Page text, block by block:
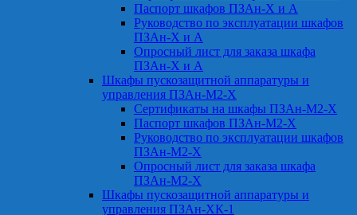
Паспорт шкафов ПЗАн-Х и А
Руководство по эксплуатации шкафов
ПЗАн-Х и А
Опросный лист для заказа шкафа
ПЗАн-Х и А
Шкафы пускозащитной аппаратуры и
управления ПЗАн-М2-Х
Сертификаты на шкафы ПЗАн-М2-Х
Паспорт шкафов ПЗАн-М2-Х
Руководство по эксплуатации шкафов
ПЗАн-М2-Х
Опросный лист для заказа шкафа
ПЗАн-М2-Х
Шкафы пускозащитной аппаратуры и
управления ПЗАн-ХК-1